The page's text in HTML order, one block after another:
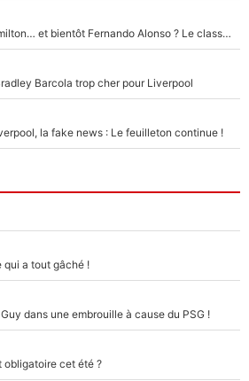
Max Verstappen, Lewis Hamilton… et bientôt Fernando Alonso ? Le classement des pilotes les mieux payés en Formule 1 risque de changer !
Barcola trop cher pour Liverpool
la fake news : Le feuilleton continue !
qui a tout gâché !
dans une embrouille à cause du PSG !
obligatoire cet été ?